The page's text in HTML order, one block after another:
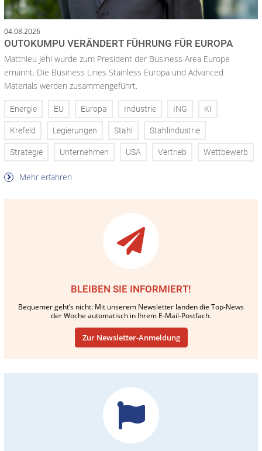
04.08.2026
OUTOKUMPU VERÄNDERT FÜHRUNG FÜR EUROPA
Matthieu Jehl wurde zum President der Business Area Europe
ernannt. Die Business Lines Stainless Europa und Advanced
Materials werden zusammengeführt.
Energie EU Europa Industrie ING KI
Krefeld Legierungen Stahl Stahlindustrie
Strategie Unternehmen USA Vertrieb Wettbewerb
Mehr erfahren
BLEIBEN SIE INFORMIERT!
Bequemer geht’s nicht: Mit unserem Newsletter landen die Top-News
der Woche automatisch in Ihrem E-Mail-Postfach.
Zur Newsletter-Anmeldung